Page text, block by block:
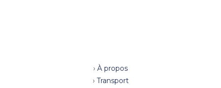
› À propos
› Transport